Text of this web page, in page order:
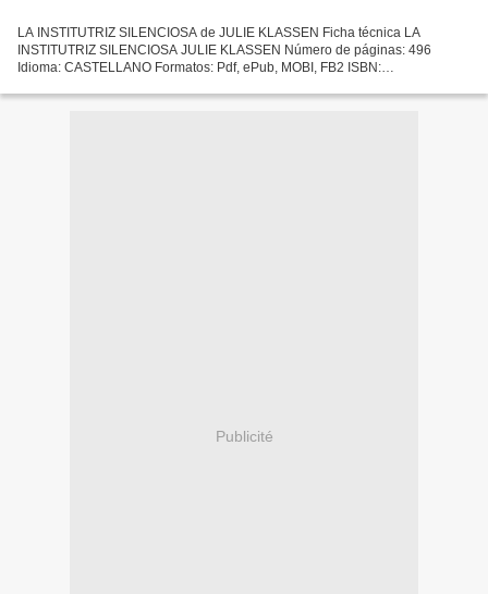
LA INSTITUTRIZ SILENCIOSA de JULIE KLASSEN Ficha técnica LA
INSTITUTRIZ SILENCIOSA JULIE KLASSEN Número de páginas: 496
Idioma: CASTELLANO Formatos: Pdf, ePub, MOBI, FB2 ISBN:
Descargar eBook...
Publicité